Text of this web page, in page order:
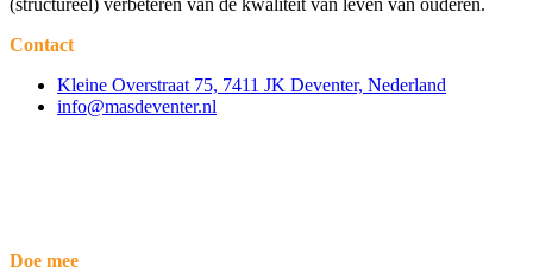
(structureel) verbeteren van de kwaliteit van leven van ouderen.
Contact
Kleine Overstraat 75, 7411 JK Deventer, Nederland
info@masdeventer.nl
Doe mee